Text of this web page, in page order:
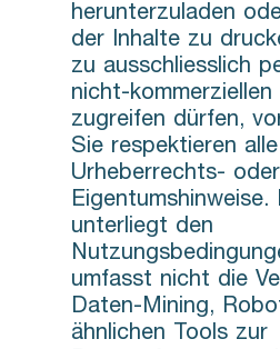
herunterzuladen
der Inhalte zu
zu ausschliesslich
nicht-kommerziellen
zugreifen dürfen,
Sie respektieren alle
Urheberrechts-
Eigentumshinweise.
unterliegt den
umfasst nicht die
Daten-Mining,
ähnlichen Tools zur